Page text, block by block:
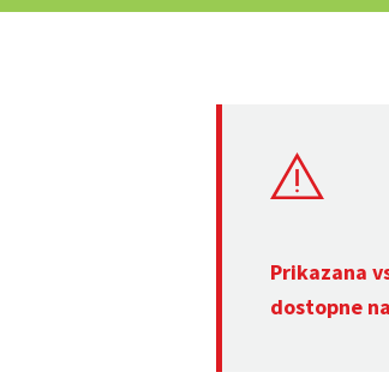
Prikazana
dostopne na